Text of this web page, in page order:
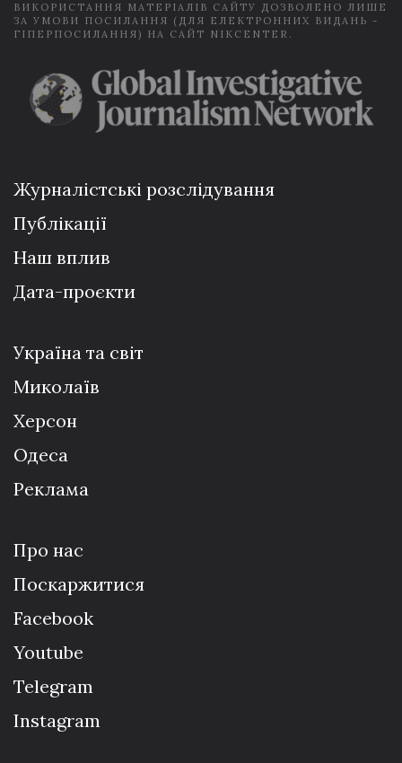
ВИКОРИСТАННЯ МАТЕРІАЛІВ САЙТУ ДОЗВОЛЕНО ЛИШЕ
ЗА УМОВИ ПОСИЛАННЯ (ДЛЯ ЕЛЕКТРОННИХ ВИДАНЬ -
ГІПЕРПОСИЛАННЯ) НА САЙТ NIKCENTER.
Журналістські розслідування
Публікації
Наш вплив
Дата-проєкти
Україна та світ
Миколаїв
Херсон
Одеса
Реклама
Про нас
Поскаржитися
Facebook
Youtube
Telegram
Instagram